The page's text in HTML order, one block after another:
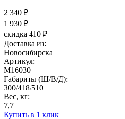
2 340 ₽
1 930 ₽
скидка 410 ₽
Доставка из:
Новосибирска
Артикул:
M16030
Габариты (Ш/В/Д):
300/418/510
Вес, кг:
7,7
Купить в 1 клик